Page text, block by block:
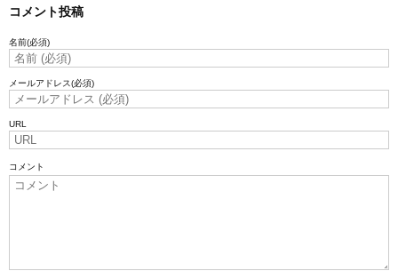
コメント投稿
名前(必須)
メールアドレス(必須)
URL
コメント